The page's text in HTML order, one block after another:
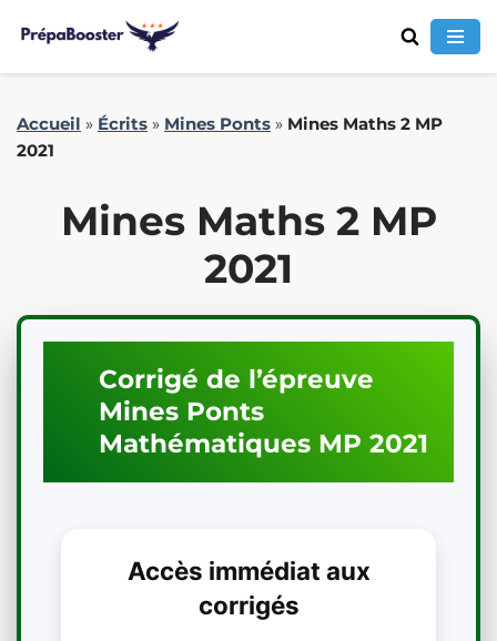
Aller
au
Accueil » Écrits » Mines Ponts » Mines Maths 2 MP
2021
Mines Maths 2 MP
2021
Corrigé de l’épreuve
Mines Ponts
Mathématiques MP 2021
Accès immédiat aux
corrigés